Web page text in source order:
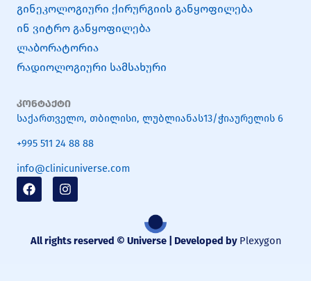
გინეკოლოგიური ქირურგიის განყოფილება
ინ ვიტრო განყოფილება
ლაბორატორია
რადიოლოგიური სამსახური
კონტაქტი
საქართველო, თბილისი, ლუბლიანას13/ჭიაურელის 6
+995 511 24 88 88
info@clinicuniverse.com
F
a
o
I
n
g
All rights reserved © Universe | Developed by Plexygon